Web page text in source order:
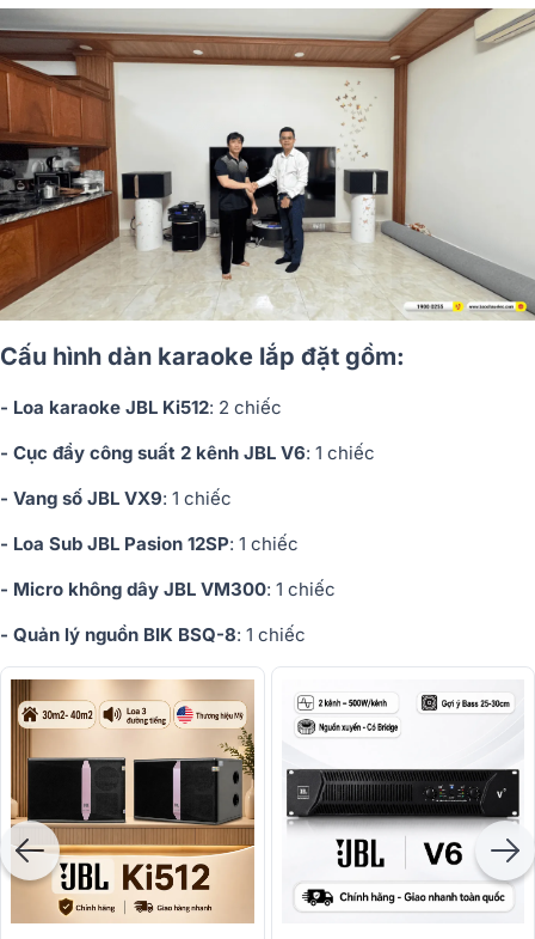
Cấu hình dàn karaoke lắp đặt gồm:
- Loa karaoke JBL Ki512: 2 chiếc
- Cục đẩy công suất 2 kênh JBL V6: 1 chiếc
- Vang số JBL VX9: 1 chiếc
- Loa Sub JBL Pasion 12SP: 1 chiếc
- Micro không dây JBL VM300: 1 chiếc
- Quản lý nguồn BIK BSQ-8: 1 chiếc